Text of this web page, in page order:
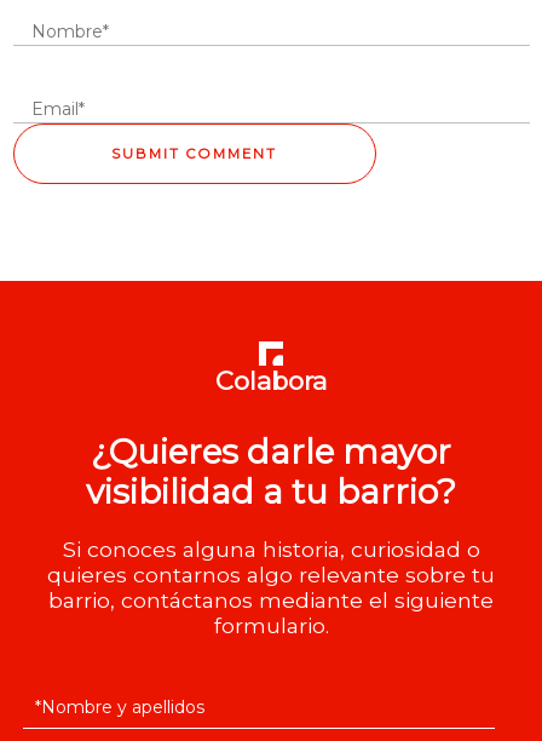
Colabora
¿Quieres darle mayor
visibilidad a tu barrio?
Si conoces alguna historia, curiosidad o
quieres contarnos algo relevante sobre tu
barrio, contáctanos mediante el siguiente
formulario.